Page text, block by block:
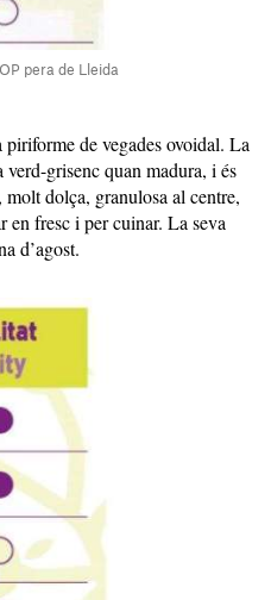
pera de Lleida
de vegades ovoidal. La
grisenc quan madura, i és
dolça, granulosa al centre,
en fresc i per cuinar. La seva
d’agost.